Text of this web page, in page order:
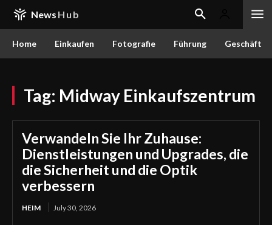
News Hub
Home Einkaufen Fotografie Führung Geschäft
Tag: Midway Einkaufszentrum
Verwandeln Sie Ihr Zuhause:
Dienstleistungen und Upgrades, die
die Sicherheit und die Optik
verbessern
HEIM July 30, 2026